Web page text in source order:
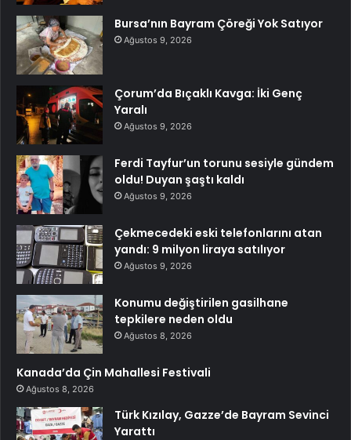
Bursa’nın Bayram Çöreği Yok Satıyor
Ağustos 9, 2026
Çorum’da Bıçaklı Kavga: İki Genç
Yaralı
Ağustos 9, 2026
Ferdi Tayfur’un torunu sesiyle gündem
oldu! Duyan şaştı kaldı
Ağustos 9, 2026
Çekmecedeki eski telefonlarını atan
yandı: 9 milyon liraya satılıyor
Ağustos 9, 2026
Konumu değiştirilen gasilhane
tepkilere neden oldu
Ağustos 8, 2026
Kanada’da Çin Mahallesi Festivali
Ağustos 8, 2026
Türk Kızılay, Gazze’de Bayram Sevinci
Yarattı